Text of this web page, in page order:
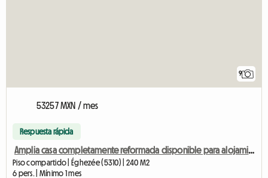
9
53257 MXN / mes
Respuesta rápida
Amplia casa completamente reformada disponible para alojamiento compartido.
Piso compartido | Éghezée (5310) | 240 M2
6 pers. | Mínimo 1 mes